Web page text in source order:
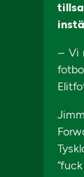
– Vi